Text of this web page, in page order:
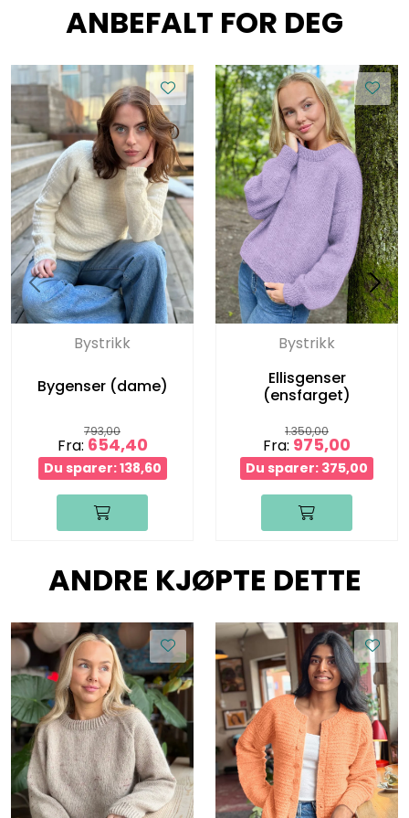
ANBEFALT FOR DEG
Bystrikk
Bygenser (dame)
793,00
Fra: 654,40
Du sparer: 138,60
Bystrikk
Ellisgenser
(ensfarget)
1.350,00
Fra: 975,00
Du sparer: 375,00
ANDRE KJØPTE DETTE